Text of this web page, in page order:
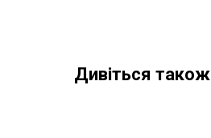
Дивіться також